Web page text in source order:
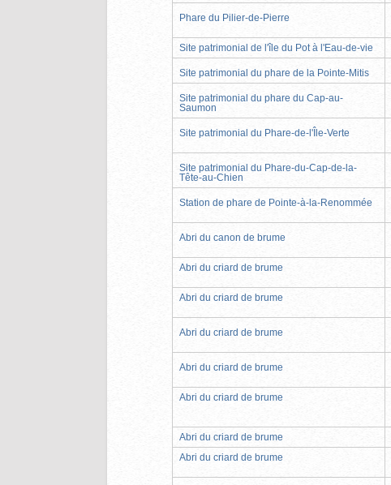
Phare du Pilier-de-Pierre
Site patrimonial de l'île du Pot à l'Eau-de-vie
Site patrimonial du phare de la Pointe-Mitis
Site patrimonial du phare du Cap-au-
Saumon
Site patrimonial du Phare-de-l'Île-Verte
Site patrimonial du Phare-du-Cap-de-la-
Tête-au-Chien
Station de phare de Pointe-à-la-Renommée
Abri du canon de brume
Abri du criard de brume
Abri du criard de brume
Abri du criard de brume
Abri du criard de brume
Abri du criard de brume
Abri du criard de brume
Abri du criard de brume